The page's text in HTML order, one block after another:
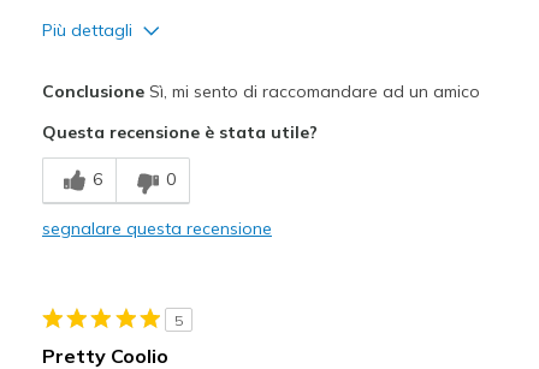
Più dettagli
Breathe Well
Comfortable
Migliori Utilizzi:
ConclusioneSì, mi sento di raccomandare ad un amico
Questa recensione è stata utile?
6 0
segnalare questa recensione
5
Pretty Coolio